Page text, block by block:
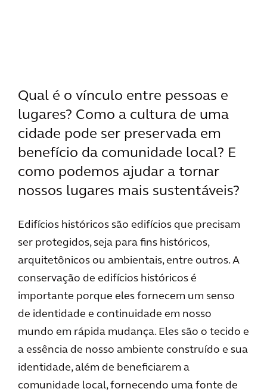
Qual é o vínculo entre pessoas e
lugares? Como a cultura de uma
cidade pode ser preservada em
benefício da comunidade local? E
como podemos ajudar a tornar
nossos lugares mais sustentáveis?
Edifícios históricos são edifícios que precisam
ser protegidos, seja para fins históricos,
arquitetônicos ou ambientais, entre outros. A
conservação de edifícios históricos é
importante porque eles fornecem um senso
de identidade e continuidade em nosso
mundo em rápida mudança. Eles são o tecido e
a essência de nosso ambiente construído e sua
identidade, além de beneficiarem a
comunidade local, fornecendo uma fonte de